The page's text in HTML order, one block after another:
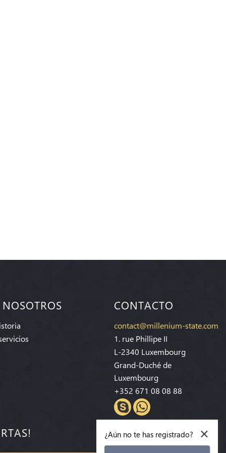
NOSOTROS CONTACTO
contact@millenium-state.com
1. rue Phillipe II
L-2340 Luxembourg
Grand-Duché de
Luxembourg
+352 671 08 08 88
×
¿Aún no te has registrado?